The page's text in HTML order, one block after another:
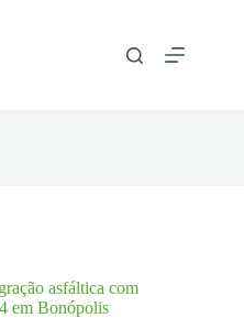
asfáltica com
em Bonópolis